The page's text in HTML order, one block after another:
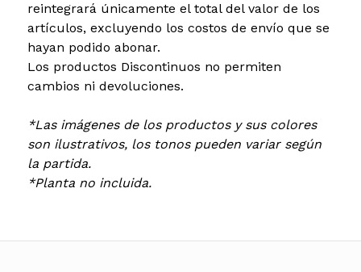
reintegrará únicamente el total del valor de los
artículos, excluyendo los costos de envío que se
hayan podido abonar.
Los productos Discontinuos no permiten
cambios ni devoluciones.
*Las imágenes de los productos y sus colores
son ilustrativos, los tonos pueden variar según
la partida.
*Planta no incluida.